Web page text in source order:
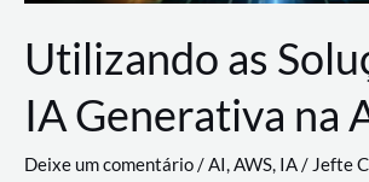
Utilizando as
IA Generativa na
Deixe um comentário/AI,AWS, IA/Jefte